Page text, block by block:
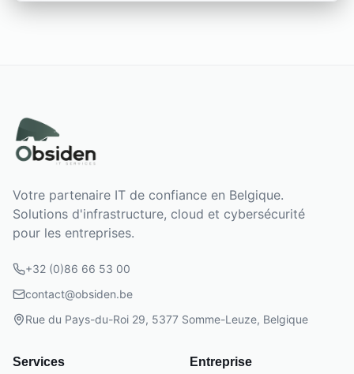
Votre partenaire IT de confiance en Belgique.
Solutions d'infrastructure, cloud et cybersécurité
pour les entreprises.
+32 (0)86 66 53 00
contact@obsiden.be
Rue du Pays-du-Roi 29, 5377 Somme-Leuze, Belgique
Services Entreprise